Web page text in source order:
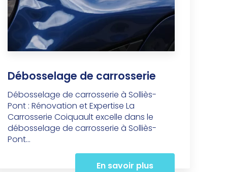
Débosselage de carrosserie
Débosselage de carrosserie à Solliès-
Pont : Rénovation et Expertise La
Carrosserie Coiquault excelle dans le
débosselage de carrosserie à Solliès-
Pont...
En savoir plus